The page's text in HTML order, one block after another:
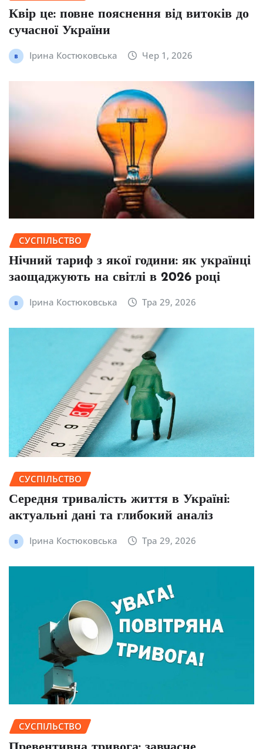
Квір це: повне пояснення від витоків до
сучасної України
Ірина Костюковська Чер 1, 2026
СУСПІЛЬСТВО
Нічний тариф з якої години: як українці
заощаджують на світлі в 2026 році
Ірина Костюковська Тра 29, 2026
СУСПІЛЬСТВО
Середня тривалість життя в Україні:
актуальні дані та глибокий аналіз
Ірина Костюковська Тра 29, 2026
СУСПІЛЬСТВО